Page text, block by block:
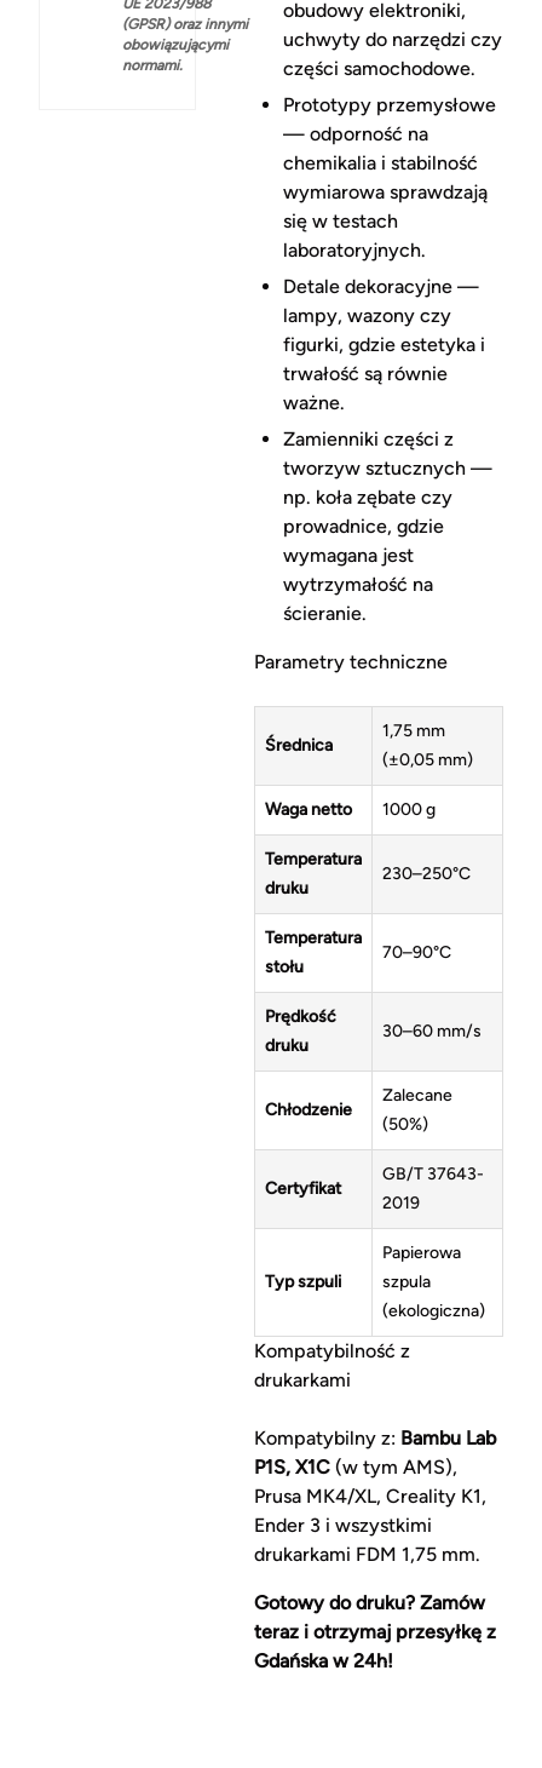
(GPSR) oraz innymi
obowiązującymi
normami.
obudowy elektroniki,
uchwyty do narzędzi czy
części samochodowe.
Prototypy przemysłowe
— odporność na
chemikalia i stabilność
wymiarowa sprawdzają
się w testach
laboratoryjnych.
Detale dekoracyjne —
lampy, wazony czy
figurki, gdzie estetyka i
trwałość są równie
ważne.
Zamienniki części z
tworzyw sztucznych —
np. koła zębate czy
prowadnice, gdzie
wymagana jest
wytrzymałość na
ścieranie.
Parametry techniczne
Średnica
1,75 mm
(±0,05 mm)
Waga netto 1000 g
Temperatura
druku
230–250°C
Temperatura
stołu
70–90°C
Prędkość
druku
30–60 mm/s
Chłodzenie
Zalecane
(50%)
Certyfikat
GB/T 37643-
2019
Typ szpuli
Papierowa
szpula
(ekologiczna)
Kompatybilność z
drukarkami
Kompatybilny z: Bambu Lab
P1S, X1C(w tym AMS),
Prusa MK4/XL, Creality K1,
Ender 3 i wszystkimi
drukarkami FDM 1,75 mm.
Gotowy do druku? Zamów
teraz i otrzymaj przesyłkę z
Gdańska w 24h!